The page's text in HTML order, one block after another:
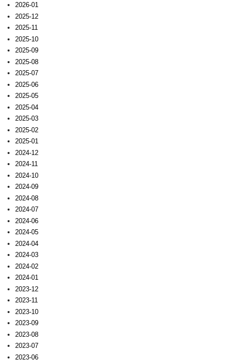
2026-01
2025-12
2025-11
2025-10
2025-09
2025-08
2025-07
2025-06
2025-05
2025-04
2025-03
2025-02
2025-01
2024-12
2024-11
2024-10
2024-09
2024-08
2024-07
2024-06
2024-05
2024-04
2024-03
2024-02
2024-01
2023-12
2023-11
2023-10
2023-09
2023-08
2023-07
2023-06